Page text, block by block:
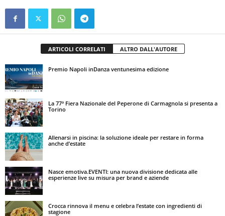
ARTICOLI CORRELATI ALTRO DALL'AUTORE
Premio Napoli inDanza ventunesima edizione
La 77ª Fiera Nazionale del Peperone di Carmagnola si presenta a
Torino
Allenarsi in piscina: la soluzione ideale per restare in forma
anche d’estate
Nasce emotiva.EVENTI: una nuova divisione dedicata alle
esperienze live su misura per brand e aziende
Crocca rinnova il menu e celebra l’estate con ingredienti di
stagione